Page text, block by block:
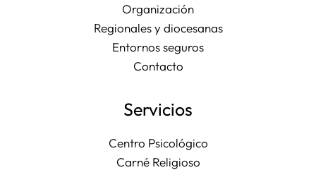
Organización
Regionales y diocesanas
Entornos seguros
Contacto
Servicios
Centro Psicológico
Carné Religioso